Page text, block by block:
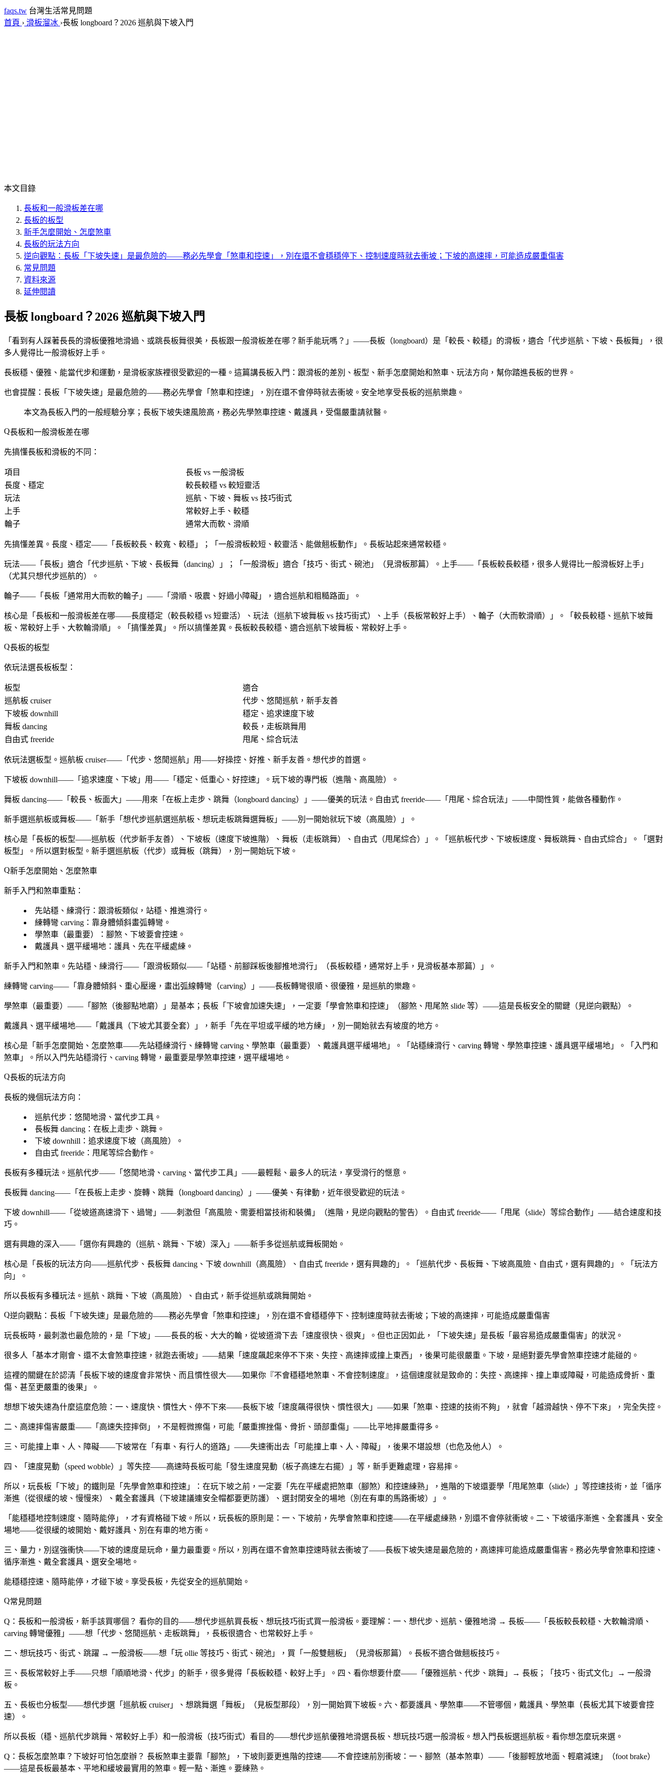
faqs.tw 台灣生活常見問題
首頁 › 滑板溜冰 ›長板 longboard？2026 巡航與下坡入門
本文目錄
長板和一般滑板差在哪
長板的板型
新手怎麼開始、怎麼煞車
長板的玩法方向
逆向觀點：長板「下坡失速」是最危險的——務必先學會「煞車和控速」，別在還不會穩穩停下、控制速度時就去衝坡；下坡的高速摔，可能造成嚴重傷害
常見問題
資料來源
延伸閱讀
長板 longboard？2026 巡航與下坡入門
「看到有人踩著長長的滑板優雅地滑過、或跳長板舞很美，長板跟一般滑板差在哪？新手能玩嗎？」——長板（longboard）是「較長、較穩」的滑板，適合「代步巡航、下坡、長板舞」，很
多人覺得比一般滑板好上手。
長板穩、優雅、能當代步和運動，是滑板家族裡很受歡迎的一種。這篇講長板入門：跟滑板的差別、板型、新手怎麼開始和煞車、玩法方向，幫你踏進長板的世界。
也會提醒：長板「下坡失速」是最危險的——務必先學會「煞車和控速」，別在還不會停時就去衝坡。安全地享受長板的巡航樂趣。
本文為長板入門的一般經驗分享；長板下坡失速風險高，務必先學煞車控速、戴護具，受傷嚴重請就醫。
長板和一般滑板差在哪
先搞懂長板和滑板的不同：
項目
長板 vs 一般滑板
長度、穩定
較長較穩 vs 較短靈活
玩法
巡航、下坡、舞板 vs 技巧街式
上手
常較好上手、較穩
輪子
通常大而軟、滑順
先搞懂差異。長度、穩定——「長板較長、較寬、較穩」；「一般滑板較短、較靈活、能做翹板動作」。長板站起來通常較穩。
玩法——「長板」適合「代步巡航、下坡、長板舞（dancing）」；「一般滑板」適合「技巧、街式、碗池」（見滑板那篇）。上手——「長板較長較穩，很多人覺得比一般滑板好上手」
（尤其只想代步巡航的）。
輪子——「長板「通常用大而軟的輪子」——「滑順、吸震、好過小障礙」，適合巡航和粗糙路面」。
核心是「長板和一般滑板差在哪——長度穩定（較長較穩 vs 短靈活）、玩法（巡航下坡舞板 vs 技巧街式）、上手（長板常較好上手）、輪子（大而軟滑順）」。「較長較穩、巡航下坡舞
板、常較好上手、大軟輪滑順」。「搞懂差異」。所以搞懂差異。長板較長較穩、適合巡航下坡舞板、常較好上手。
長板的板型
依玩法選長板板型：
板型
適合
巡航板 cruiser
代步、悠閒巡航，新手友善
下坡板 downhill
穩定、追求速度下坡
舞板 dancing
較長，走板跳舞用
自由式 freeride
甩尾、綜合玩法
依玩法選板型。巡航板 cruiser——「代步、悠閒巡航」用——好操控、好推、新手友善。想代步的首選。
下坡板 downhill——「追求速度、下坡」用——「穩定、低重心、好控速」。玩下坡的專門板（進階、高風險）。
舞板 dancing——「較長、板面大」——用來「在板上走步、跳舞（longboard dancing）」——優美的玩法。自由式 freeride——「甩尾、綜合玩法」——中間性質，能做各種動作。
新手選巡航板或舞板——「新手「想代步巡航選巡航板、想玩走板跳舞選舞板」——別一開始就玩下坡（高風險）」。
核心是「長板的板型——巡航板（代步新手友善）、下坡板（速度下坡進階）、舞板（走板跳舞）、自由式（甩尾綜合）」。「巡航板代步、下坡板速度、舞板跳舞、自由式綜合」。「選對
板型」。所以選對板型。新手選巡航板（代步）或舞板（跳舞），別一開始玩下坡。
新手怎麼開始、怎麼煞車
新手入門和煞車重點：
先站穩、練滑行 ：跟滑板類似，站穩、推進滑行。
練轉彎 carving ：靠身體傾斜畫弧轉彎。
學煞車（最重要）
：腳煞、下坡要會控速。
戴護具、選平緩場地 ：護具、先在平緩處練。
新手入門和煞車。先站穩、練滑行——「跟滑板類似——「站穩、前腳踩板後腳推地滑行」（長板較穩，通常好上手，見滑板基本那篇）」。
練轉彎 carving——「靠身體傾斜、重心壓邊，畫出弧線轉彎（carving）」——長板轉彎很順、很優雅，是巡航的樂趣。
學煞車（最重要）——「腳煞（後腳點地磨）」是基本；長板「下坡會加速失速」，一定要「學會煞車和控速」（腳煞、甩尾煞 slide 等）——這是長板安全的關鍵（見逆向觀點）。
戴護具、選平緩場地——「戴護具（下坡尤其要全套）」，新手「先在平坦或平緩的地方練」，別一開始就去有坡度的地方。
核心是「新手怎麼開始、怎麼煞車——先站穩練滑行、練轉彎 carving、學煞車（最重要）、戴護具選平緩場地」。「站穩練滑行、carving 轉彎、學煞車控速、護具選平緩場地」。「入門和
煞車」。所以入門先站穩滑行、carving 轉彎，最重要是學煞車控速，選平緩場地。
長板的玩法方向
長板的幾個玩法方向：
巡航代步 ：悠閒地滑、當代步工具。
長板舞 dancing ：在板上走步、跳舞。
下坡 downhill ：追求速度下坡（高風險）。
自由式 freeride ：甩尾等綜合動作。
長板有多種玩法。巡航代步——「悠閒地滑、carving、當代步工具」——最輕鬆、最多人的玩法，享受滑行的愜意。
長板舞 dancing——「在長板上走步、旋轉、跳舞（longboard dancing）」——優美、有律動，近年很受歡迎的玩法。
下坡 downhill——「從坡道高速滑下、過彎」——刺激但「高風險、需要相當技術和裝備」（進階，見逆向觀點的警告）。自由式 freeride——「甩尾（slide）等綜合動作」——結合速度和技
巧。
選有興趣的深入——「選你有興趣的（巡航、跳舞、下坡）深入」——新手多從巡航或舞板開始。
核心是「長板的玩法方向——巡航代步、長板舞 dancing、下坡 downhill（高風險）、自由式 freeride，選有興趣的」。「巡航代步、長板舞、下坡高風險、自由式，選有興趣的」。「玩法方
向」。
所以長板有多種玩法。巡航、跳舞、下坡（高風險）、自由式，新手從巡航或跳舞開始。
逆向觀點：長板「下坡失速」是最危險的——務必先學會「煞車和控速」，別在還不會穩穩停下、控制速度時就去衝坡；下坡的高速摔，可能造成嚴重傷害
玩長板時，最刺激也最危險的，是「下坡」——長長的板、大大的輪，從坡道滑下去「速度很快、很爽」。但也正因如此，「下坡失速」是長板「最容易造成嚴重傷害」的狀況。
很多人「基本才剛會、還不太會煞車控速，就跑去衝坡」——結果「速度飆起來停不下來、失控、高速摔或撞上東西」，後果可能很嚴重。下坡，是絕對要先學會煞車控速才能碰的。
這裡的關鍵在於認清「長板下坡的速度會非常快、而且慣性很大——如果你『不會穩穩地煞車、不會控制速度』，這個速度就是致命的：失控、高速摔、撞上車或障礙，可能造成骨折、重
傷、甚至更嚴重的後果」。
想想下坡失速為什麼這麼危險：一、速度快、慣性大、停不下來——長板下坡「速度飆得很快、慣性很大」——如果「煞車、控速的技術不夠」，就會「越滑越快、停不下來」，完全失控。
二、高速摔傷害嚴重——「高速失控摔倒」，不是輕微擦傷，可能「嚴重擦挫傷、骨折、頭部重傷」——比平地摔嚴重得多。
三、可能撞上車、人、障礙——下坡常在「有車、有行人的道路」——失速衝出去「可能撞上車、人、障礙」，後果不堪設想（也危及他人）。
四、「速度晃動（speed wobble）」等失控——高速時長板可能「發生速度晃動（板子高速左右擺）」等，新手更難處理，容易摔。
所以，玩長板「下坡」的鐵則是「先學會煞車和控速」：在玩下坡之前，一定要「先在平緩處把煞車（腳煞）和控速練熟」，進階的下坡還要學「甩尾煞車（slide）」等控速技術，並「循序
漸進（從很緩的坡、慢慢來）、戴全套護具（下坡建議連安全帽都要更防護）、選封閉安全的場地（別在有車的馬路衝坡）」。
「能穩穩地控制速度、隨時能停」，才有資格碰下坡。所以，玩長板的原則是：一、下坡前，先學會煞車和控速——在平緩處練熟，別還不會停就衝坡。二、下坡循序漸進、全套護具、安全
場地——從很緩的坡開始、戴好護具、別在有車的地方衝。
三、量力，別逞強衝快——下坡的速度是玩命，量力最重要。所以，別再在還不會煞車控速時就去衝坡了——長板下坡失速是最危險的，高速摔可能造成嚴重傷害。務必先學會煞車和控速、
循序漸進、戴全套護具、選安全場地。
能穩穩控速、隨時能停，才碰下坡。享受長板，先從安全的巡航開始。
常見問題
Q：長板和一般滑板，新手該買哪個？ 看你的目的——想代步巡航買長板、想玩技巧街式買一般滑板。要理解：一、想代步、巡航、優雅地滑 → 長板——「長板較長較穩、大軟輪滑順、
carving 轉彎優雅」——想「代步、悠閒巡航、走板跳舞」，長板很適合、也常較好上手。
二、想玩技巧、街式、跳躍 → 一般滑板——想「玩 ollie 等技巧、街式、碗池」，買「一般雙翹板」（見滑板那篇）。長板不適合做翹板技巧。
三、長板常較好上手——只想「順順地滑、代步」的新手，很多覺得「長板較穩、較好上手」。四、看你想要什麼——「優雅巡航、代步、跳舞」→ 長板；「技巧、街式文化」→ 一般滑
板。
五、長板也分板型——想代步選「巡航板 cruiser」、想跳舞選「舞板」（見板型那段），別一開始買下坡板。六、都要護具、學煞車——不管哪個，戴護具、學煞車（長板尤其下坡要會控
速）。
所以長板（穩、巡航代步跳舞、常較好上手）和一般滑板（技巧街式）看目的——想代步巡航優雅地滑選長板、想玩技巧選一般滑板。想入門長板選巡航板。看你想怎麼玩來選。
Q：長板怎麼煞車？下坡好可怕怎麼辦？ 長板煞車主要靠「腳煞」，下坡則要更進階的控速——不會控速前別衝坡：一、腳煞（基本煞車）——「後腳輕放地面、輕磨減速」（foot brake）
——這是長板最基本、平地和緩坡最實用的煞車。輕一點、漸進。要練熟。